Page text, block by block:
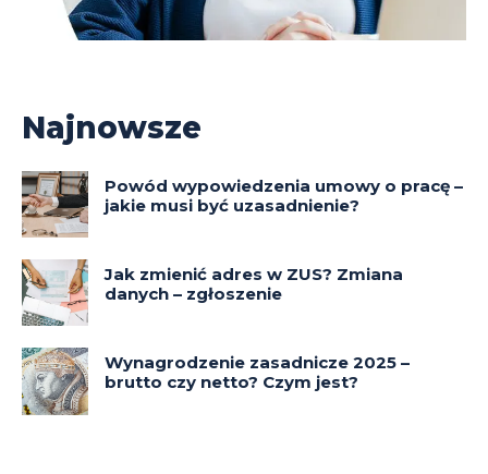
Najnowsze
Powód wypowiedzenia umowy o pracę –
jakie musi być uzasadnienie?
Jak zmienić adres w ZUS? Zmiana
danych – zgłoszenie
Wynagrodzenie zasadnicze 2025 –
brutto czy netto? Czym jest?